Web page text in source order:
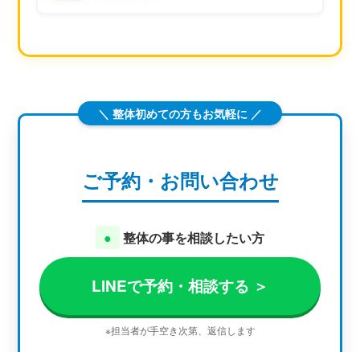
＼ 整体初めての方もお気軽に ／
ご予約・お問い合わせ
● 整体の事を相談したい方
LINEで予約・相談する ＞
※担当者が手空き次第、返信します